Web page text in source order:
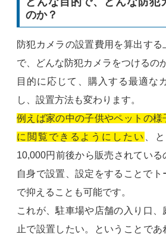
のか？
防犯カメラの設置費用を算出す
で、どんな防犯カメラをつけるの
目的に応じて、購入する最適な
し、設置方法も変わります。
例えば家の中の子供やペットの
に閲覧できるようにしたい
、
10,000円前後から販売されてい
自身で設置、設定をすることで
で抑えることも可能です。
これが、駐車場や店舗の入り口
止で設置したい。ということであ